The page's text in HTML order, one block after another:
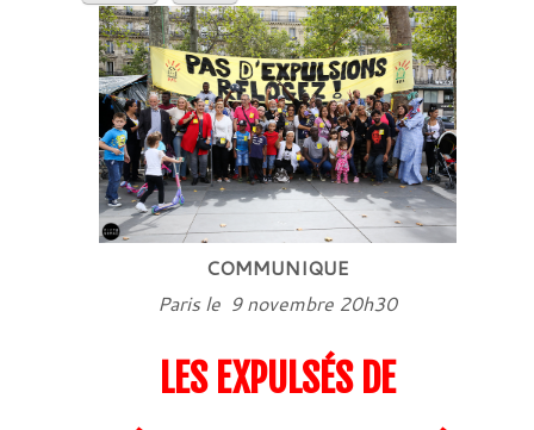
COMMUNIQUE
Paris le 9 novembre 20h30
LES EXPULSÉS DE